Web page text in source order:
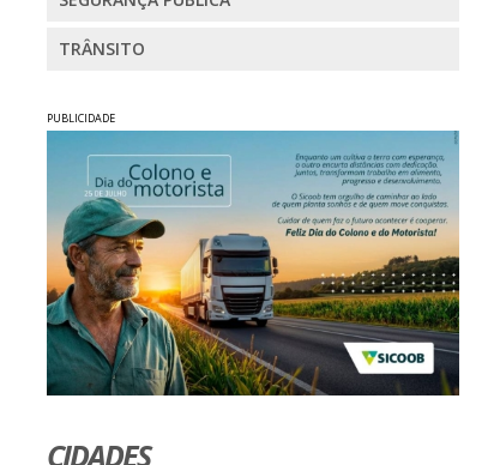
TRÂNSITO
PUBLICIDADE
CIDADES